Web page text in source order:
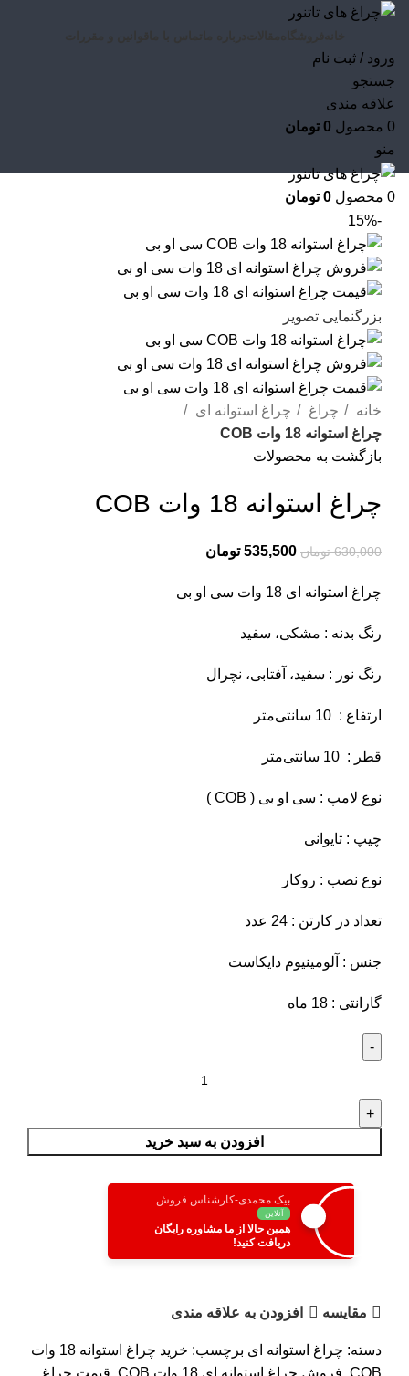
ورود / ثبت نام
جستجو
علاقه مندی
0 محصول 0 تومان
منو
0 محصول 0 تومان
-15%
بزرگنمایی تصویر
خانه چراغ
چراغ استوانه ای
چراغ استوانه 18 وات COB
بازگشت به محصولات
چراغ استوانه 18 وات COB
630,000 تومان 535,500 تومان
چراغ استوانه ای 18 وات سی او بی
رنگ بدنه : مشکی، سفید
رنگ نور : سفید، آفتابی، نچرال
ارتفاع : 10 سانتی‌متر
قطر : 10 سانتی‌متر
نوع لامپ : سی او بی ( COB )
چیپ : تایوانی
نوع نصب : روکار
تعداد در کارتن : 24 عدد
جنس : آلومینیوم دایکاست
گارانتی : 18 ماه
افزودن به سبد خرید
بیک محمدی-کارشناس فروش
آنلاین
همین حالا از ما مشاوره رایگان
دریافت کنید!
مقایسه افزودن به علاقه مندی
دسته: چراغ استوانه ای برچسب:
خرید چراغ استوانه 18 وات